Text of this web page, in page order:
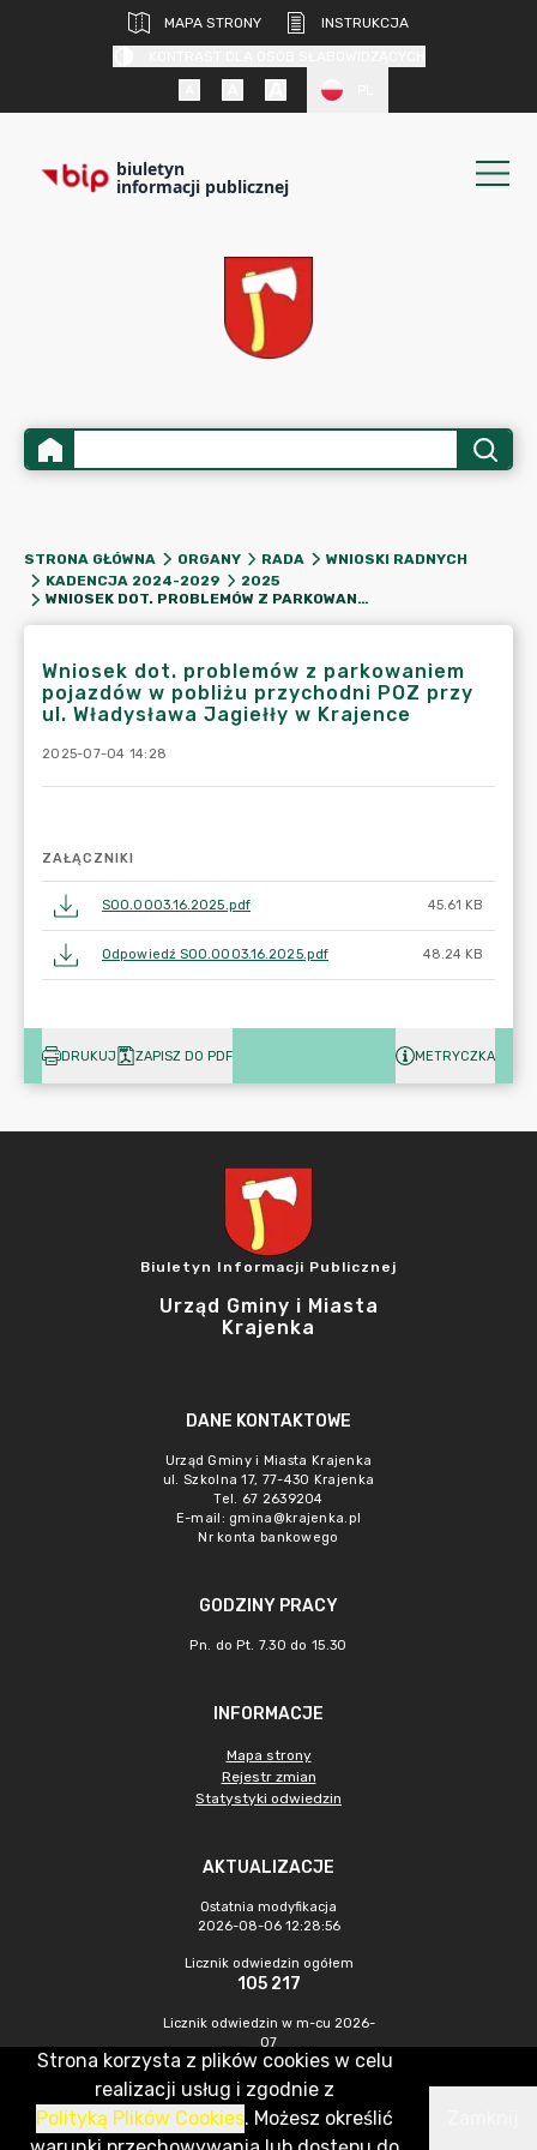
MAPA STRONY
INSTRUKCJA
biuletyn
informacji publicznej
STRONA GŁÓWNA ORGANY RADA
WNIOSKI RADNYCH
KADENCJA 2024-2029
2025
WNIOSEK DOT. PROBLEMÓW Z PARKOWANIEM POJAZDÓW W POBLIŻU PRZYCHODNI POZ PRZY UL. WŁADYSŁAWA JAGIEŁŁY W KRAJENCE
Wniosek dot. problemów z parkowaniem
pojazdów w pobliżu przychodni POZ przy
ul. Władysława Jagiełły w Krajence
2025-07-04 14:28
ZAŁĄCZNIKI
SOO.0003.16.2025.pdf 45.61 KB
Odpowiedź SOO.0003.16.2025.pdf 48.24 KB
DRUKUJ ZAPISZ DO PDF METRYCZKA
Biuletyn Informacji Publicznej
Urząd Gminy i Miasta
Krajenka
DANE KONTAKTOWE
Urząd Gminy i Miasta Krajenka
ul. Szkolna 17, 77-430 Krajenka
Tel. 67 2639204
E-mail: gmina@krajenka.pl
Nr konta bankowego
GODZINY PRACY
Pn. do Pt. 7.30 do 15.30
INFORMACJE
Mapa strony
Rejestr zmian
Statystyki odwiedzin
AKTUALIZACJE
Ostatnia modyfikacja
2026-08-06 12:28:56
Licznik odwiedzin ogółem
105 217
Licznik odwiedzin w m-cu 2026-
07
593
CMS & Hosting: Nefeni Sp. z o.o.
Strona korzysta z plików cookies w celu
realizacji usług i zgodnie z
Polityką Plików Cookies. Możesz określić